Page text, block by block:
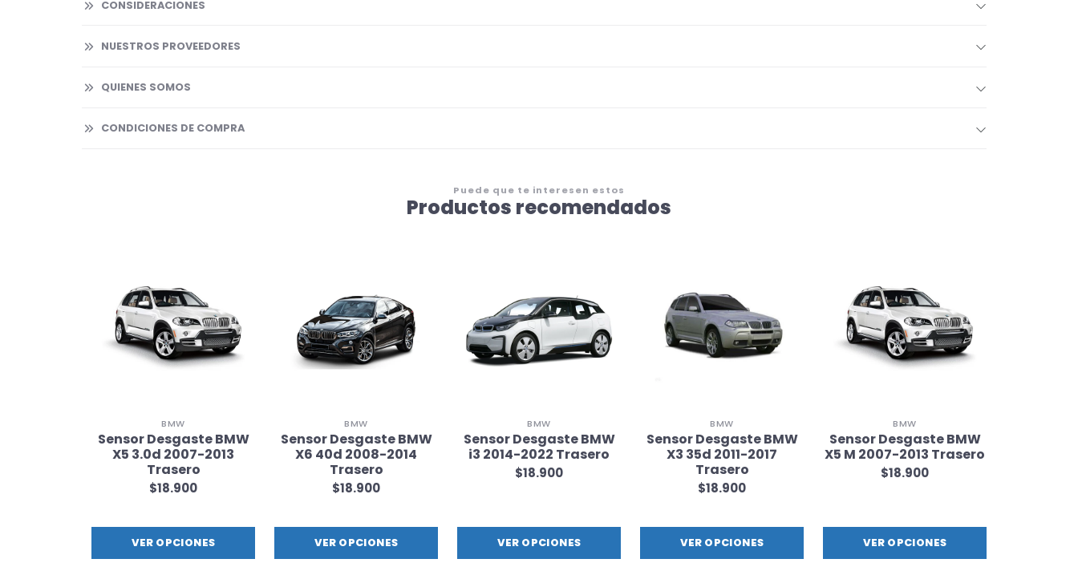
CONSIDERACIONES
NUESTROS PROVEEDORES
QUIENES SOMOS
CONDICIONES DE COMPRA
Puede que te interesen estos
Productos recomendados
BMW
Sensor Desgaste BMW
X5 3.0d 2007-2013
Trasero
$18.900
VER OPCIONES
BMW
Sensor Desgaste BMW
X6 40d 2008-2014
Trasero
$18.900
VER OPCIONES
BMW
Sensor Desgaste BMW
i3 2014-2022 Trasero
$18.900
VER OPCIONES
BMW
Sensor Desgaste BMW
X3 35d 2011-2017
Trasero
$18.900
VER OPCIONES
BMW
Sensor Desgaste BMW
X5 M 2007-2013 Trasero
$18.900
VER OPCIONES